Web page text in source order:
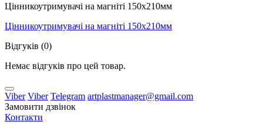
Цінникоутримувачі на магніті 150x210мм
Цінникоутримувачі на магніті 150x210мм
Відгуків (0)
Немає відгуків про цей товар.
Viber Viber Telegram artplastmanager@gmail.com
Замовити дзвінок
Контакти